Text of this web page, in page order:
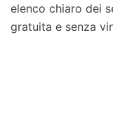
elenco chiaro dei
gratuita e senza